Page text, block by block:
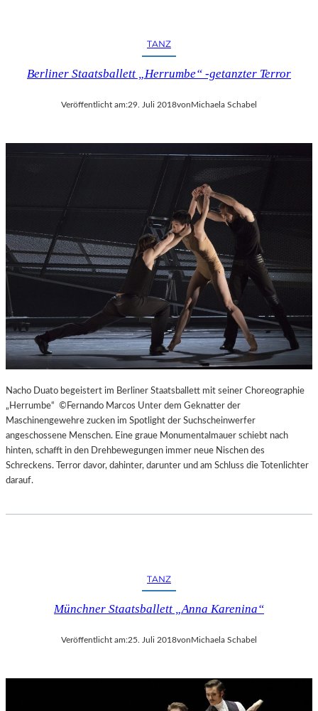
TANZ
Berliner Staatsballett „Herrumbe“ -getanzter Terror
Veröffentlicht am:29. Juli 2018von Michaela Schabel
Nacho Duato begeistert im Berliner Staatsballett mit seiner Choreographie
„Herrumbe“ ©Fernando Marcos Unter dem Geknatter der
Maschinengewehre zucken im Spotlight der Suchscheinwerfer
angeschossene Menschen. Eine graue Monumentalmauer schiebt nach
hinten, schafft in den Drehbewegungen immer neue Nischen des
Schreckens. Terror davor, dahinter, darunter und am Schluss die Totenlichter
darauf.
TANZ
Münchner Staatsballett „Anna Karenina“
Veröffentlicht am:25. Juli 2018vonMichaela Schabel